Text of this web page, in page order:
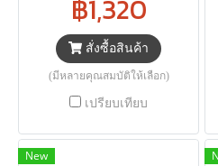
฿1,320
สั่งซื้อสินค้า
(มีหลายคุณสมบัติให้เลือก)
เปรียบเทียบ
New